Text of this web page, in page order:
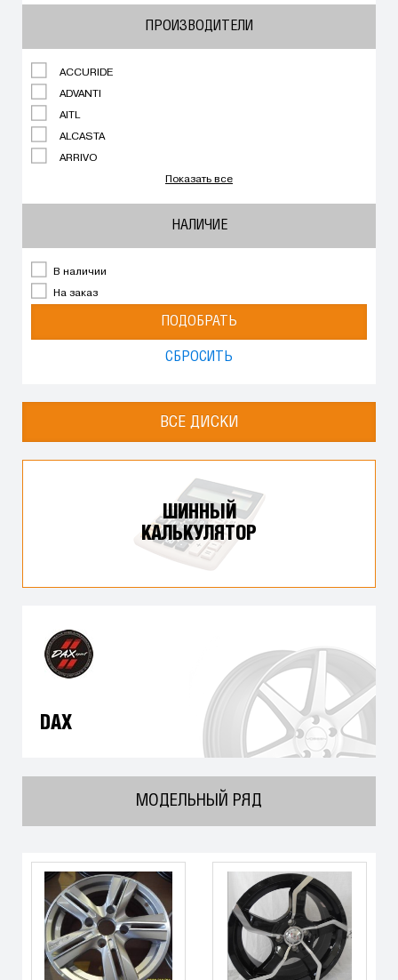
ПРОИЗВОДИТЕЛИ
ACCURIDE
ADVANTI
AITL
ALCASTA
ARRIVO
Показать все
НАЛИЧИЕ
В наличии
На заказ
ПОДОБРАТЬ
СБРОСИТЬ
ВСЕ ДИСКИ
ШИННЫЙ
КАЛЬКУЛЯТОР
DAX
МОДЕЛЬНЫЙ РЯД